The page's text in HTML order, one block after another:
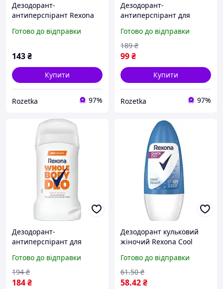
Дезодорант-
антиперспірант Rexona
білому 50 мл
59002734)
Готово до відправки
143₴
Купити
Rozetka 97%
Дезодорант-
антиперспірант для
Свіжість океану 50 мл
(59011491)
Готово до відправки
99₴
189 ₴
Купити
Rozetka 97%
Дезодорант-
антиперспірант для
Цитрусова свіжість 50 мл
(59007722)
Готово до відправки
184₴
194 ₴
Дезодорант кульковий
жіночий Rexona Cool
Готово до відправки
58.42₴
61.50 ₴